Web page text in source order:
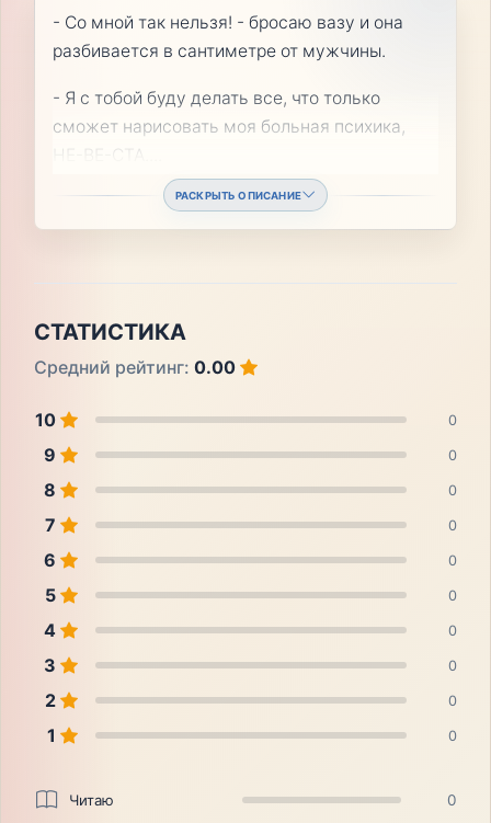
- Со мной так нельзя! - бросаю вазу и она
разбивается в сантиметре от мужчины.
- Я с тобой буду делать все, что только
сможет нарисовать моя больная психика,
НЕ-ВЕ-СТА.
РАСКРЫТЬ ОПИСАНИЕ
СТАТИСТИКА
Средний рейтинг: 0.00
10 0
9 0
8 0
7 0
6 0
5 0
4 0
3 0
2 0
1 0
Читаю 0